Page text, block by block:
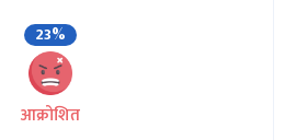
23%
आक्रोशित